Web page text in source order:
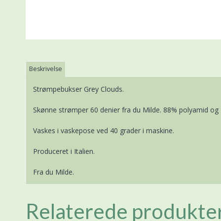
Beskrivelse
Strømpebukser Grey Clouds.
Skønne strømper 60 denier fra du Milde. 88% polyamid og
Vaskes i vaskepose ved 40 grader i maskine.
Produceret i Italien.
Fra du Milde.
Relaterede